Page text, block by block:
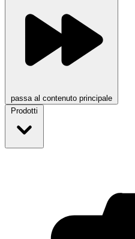
passa al contenuto principale
Prodotti